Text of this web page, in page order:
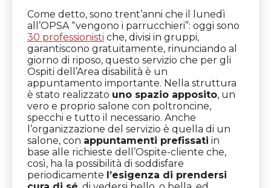
Come detto, sono trent’anni che il lunedì
all’OPSA “vengono i parrucchieri”: oggi sono
30 professionisti che, divisi in gruppi,
garantiscono gratuitamente, rinunciando al
giorno di riposo, questo servizio che per gli
Ospiti dell’Area disabilità è un
appuntamento importante. Nella struttura
è stato realizzato uno spazio apposito, un
vero e proprio salone con poltroncine,
specchi e tutto il necessario. Anche
l’organizzazione del servizio è quella di un
salone, con appuntamenti prefissati in
base alle richieste dell’Ospite-cliente che,
così, ha la possibilità di soddisfare
periodicamente l’esigenza di prendersi